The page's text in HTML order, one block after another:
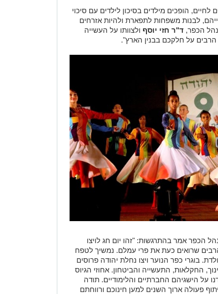
הופכים מילדים בסיכון לילדים עם סיכוי
לבנות משפחות לתפארת ולהיות אזרחים
הכפר, ד"ר חזי יוסף ולצוותו על העשייה
הרבים על חלקכם בבנין הארץ".
הכפר אמר בהתרגשות: "זהו יום חג לויצו
שרואים כעת את פרי עמלם. נמשיך לטפח
בוגרי כפר הנוער ויצו נחלת יהודה פרוסים
החקלאות, התעשייה והביטחון. אחוזי הגיוס
בתלמידנו על הישגיהם החברתיים והלימודיים. תודה
פעולה ארוך השנים למען חינוכם ורווחתם